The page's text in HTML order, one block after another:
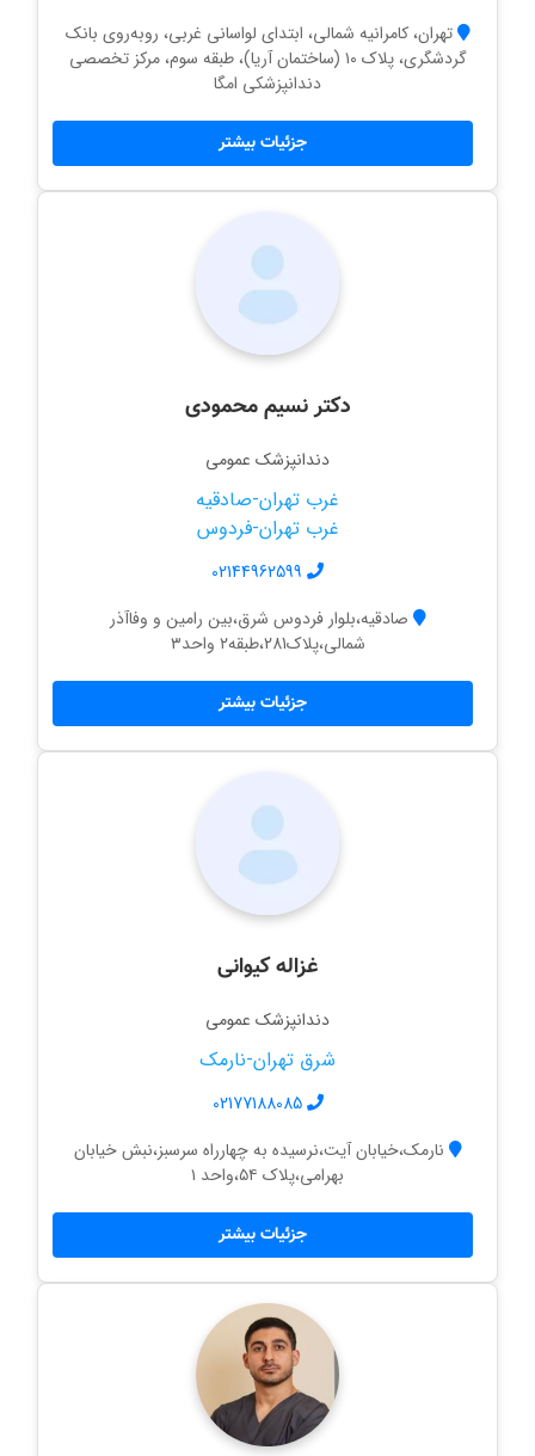
تهران، کامرانیه شمالی، ابتدای لواسانی غربی، روبه‌روی بانک
گردشگری، پلاک ۱۰ (ساختمان آریا)، طبقه سوم، مرکز تخصصی
دندانپزشکی امگا
جزئیات بیشتر
دکتر نسیم محمودی
دندانپزشک عمومی
غرب تهران-صادقیه
غرب تهران-فردوس
02144962599
صادقیه،بلوار فردوس شرق،بین رامین و وفاآذر
شمالی،پلاک281،طبقه۲ واحد۳
جزئیات بیشتر
غزاله کیوانی
دندانپزشک عمومی
شرق تهران-نارمک
02177188085
نارمک،خیابان آیت،نرسیده به چهارراه سرسبز،نبش خیابان
بهرامی،پلاک ۵۴،واحد ۱
جزئیات بیشتر